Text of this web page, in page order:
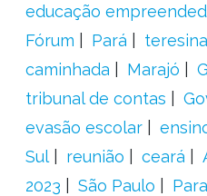
educação
Fórum
Pará teresina
caminhada
Marajó
tribunal de contas
evasão escolar
Sul
reunião ceará
2023
São Paulo